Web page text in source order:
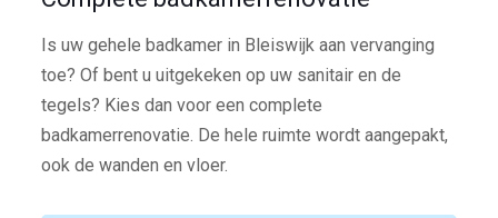
Is uw gehele badkamer in Bleiswijk aan vervanging
toe? Of bent u uitgekeken op uw sanitair en de
tegels? Kies dan voor een complete
badkamerrenovatie. De hele ruimte wordt aangepakt,
ook de wanden en vloer.